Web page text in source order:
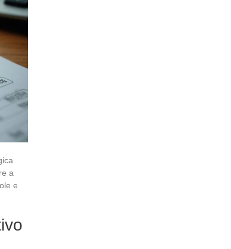
a
e